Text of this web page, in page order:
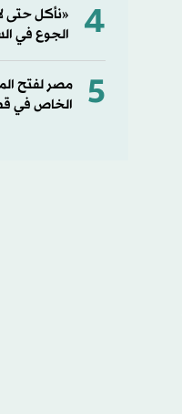
4
«نأكل حتى
الجوع في
5
مصر لفتح
الخاص في